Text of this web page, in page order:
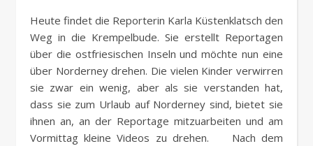
Heute findet die Reporterin Karla Küstenklatsch den
Weg in die Krempelbude. Sie erstellt Reportagen
über die ostfriesischen Inseln und möchte nun eine
über Norderney drehen. Die vielen Kinder verwirren
sie zwar ein wenig, aber als sie verstanden hat,
dass sie zum Urlaub auf Norderney sind, bietet sie
ihnen an, an der Reportage mitzuarbeiten und am
Vormittag kleine Videos zu drehen. Nach dem